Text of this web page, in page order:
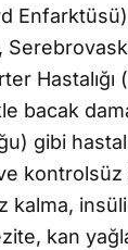
Hastalığı
bacak
gibi
kalma,
kan